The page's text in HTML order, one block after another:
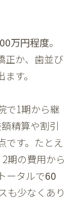
万円程度。
正か、歯並び
す。
で1期から継
精算や割引
です。たとえ
期の費用から
ータルで60
も少なくあり